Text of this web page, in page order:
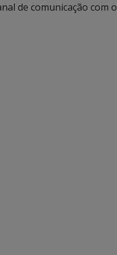
de comunicação com o